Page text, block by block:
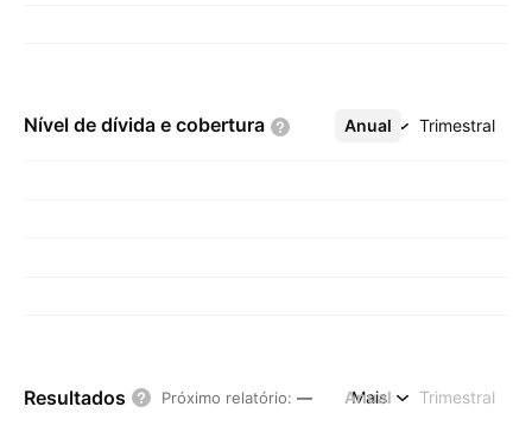
Nível de dívida e cobertura Anual Trimestral
Mais
Resultados Próximo relatório: — Anual Trimestral
Mais